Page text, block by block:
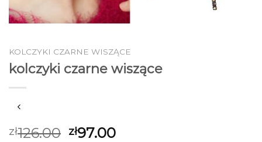
KOLCZYKI CZARNE WISZĄCE
kolczyki czarne wiszące
zł126.00 zł97.00